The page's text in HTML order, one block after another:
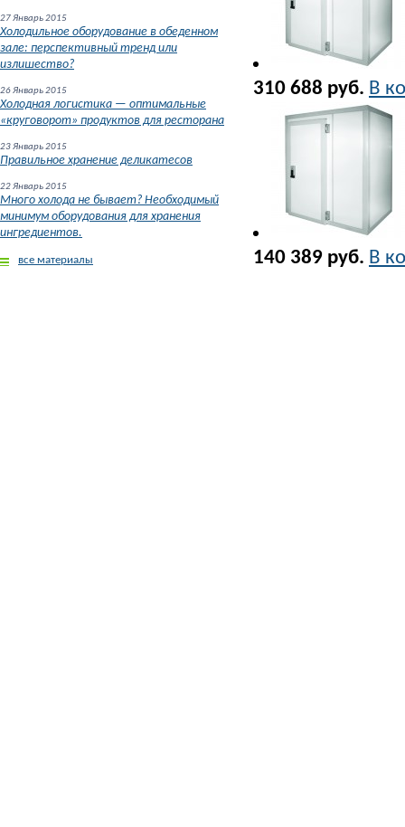
310 688 руб. В
140 389 руб. В
27 Январь 2015
Холодильное оборудование в обеденном
зале: перспективный тренд или
излишество?
26 Январь 2015
Холодная логистика — оптимальные
«круговорот» продуктов для ресторана
23 Январь 2015
Правильное хранение деликатесов
22 Январь 2015
Много холода не бывает? Необходимый
минимум оборудования для хранения
ингредиентов.
все материалы